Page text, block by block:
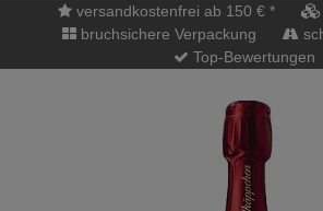
versandkostenfrei ab 150 € *
bruchsichere Verpackung
Top-Bewertungen